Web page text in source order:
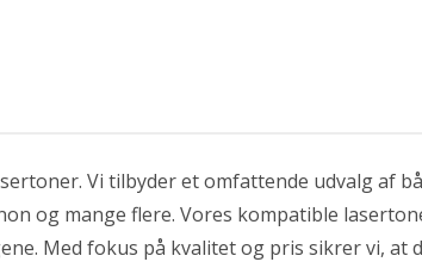
Vi tilbyder et omfattende udvalg af
og mange flere. Vores kompatible
Med fokus på kvalitet og pris sikrer vi, at